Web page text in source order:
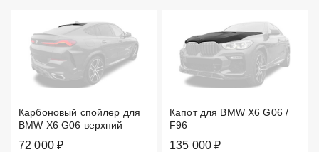
Карбоновый спойлер для
BMW X6 G06 верхний
72 000 ₽
Капот для BMW X6 G06 /
F96
135 000 ₽